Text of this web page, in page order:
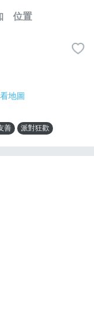
位置
地圖
善 派對狂歡